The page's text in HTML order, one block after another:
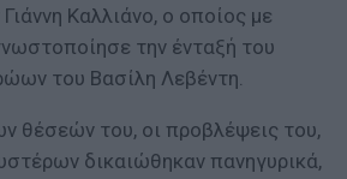
Καλλιάνο, ο οποίος με
την ένταξή του
του Βασίλη Λεβέντη.
θέσεών του, οι προβλέψεις του,
δικαιώθηκαν πανηγυρικά,